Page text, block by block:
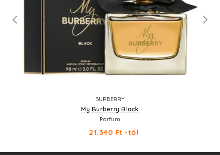
BURBERRY
My Burberry Black
Parfum
21.340 Ft -tól